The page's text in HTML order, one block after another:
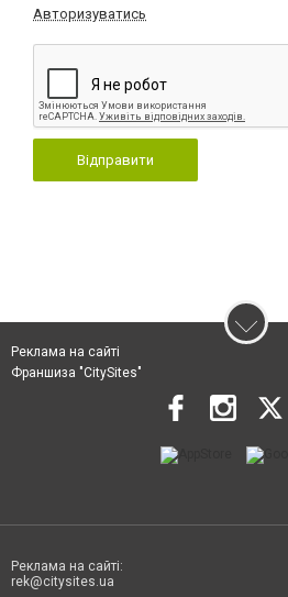
Авторизуватись
Відправити
Реклама на сайті
Франшиза "CitySites"
Реклама на сайті:
rek@citysites.ua